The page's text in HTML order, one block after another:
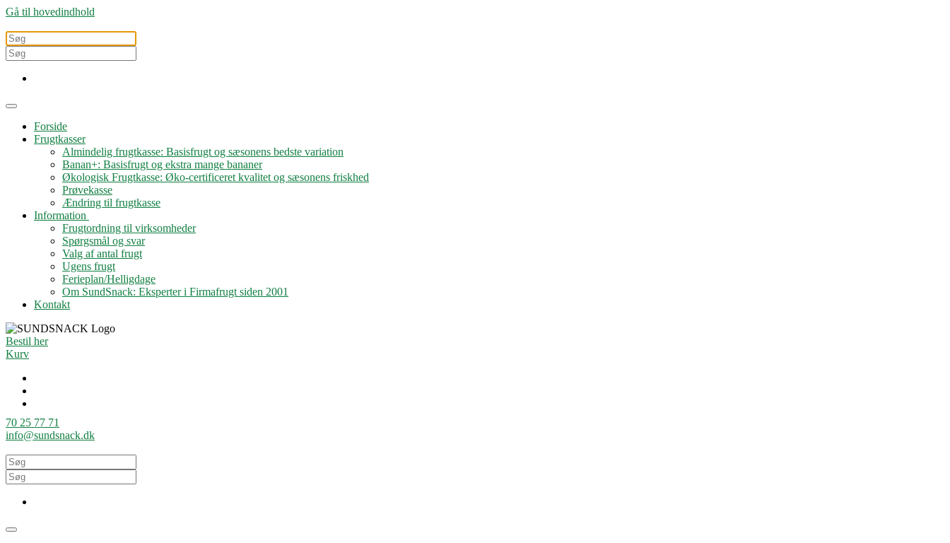
Gå til hovedindhold
Forside
Frugtkasser
Almindelig frugtkasse: Basisfrugt og sæsonens bedste variation
Banan+: Basisfrugt og ekstra mange bananer
Økologisk Frugtkasse: Øko-certificeret kvalitet og sæsonens friskhed
Prøvekasse
Ændring til frugtkasse
Information
Frugtordning til virksomheder
Spørgsmål og svar
Valg af antal frugt
Ugens frugt
Ferieplan/Helligdage
Om SundSnack: Eksperter i Firmafrugt siden 2001
Kontakt
Bestil her
Kurv
70 25 77 71
info@sundsnack.dk